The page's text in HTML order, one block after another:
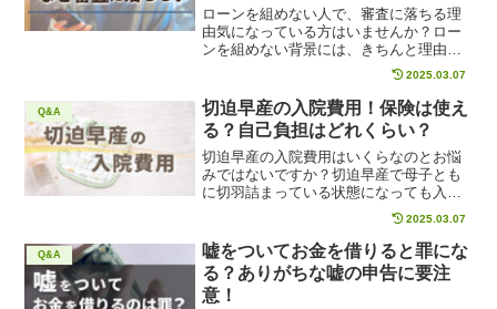
ローンを組めない人で、審査に落ちる理
由気になっている方はいませんか？ロー
ンを組めない背景には、きちんと理由が
あるのです。当ページでは、ローンの審
査に落ちる理由や、対処法を具体的に紹
介します。自分が何故ローン審査に落ち
るか原因を把握し、今回紹介する対処法
を実践して、ローン審査を通過しましょ
う。
2025.03.07
Q&A
切迫早産の入院費用！保険は使え
る？自己負担はどれくらい？
切迫早産の入院費用はいくらなのとお悩
みではないですか？切迫早産で母子とも
に切羽詰まっている状態になっても入院
費用がいくらかかるか不安で、なかなか
入院を決断できない妊婦もいるでしょ
う、当ページでは、切迫早産の入院費用
がいくらで、自己負担額はいくらなの
か、具体的に解説します。妊婦の方は必
見の内容です。
2025.03.07
Q&A
嘘をついてお金を借りると罪にな
る？ありがちな嘘の申告に要注
意！